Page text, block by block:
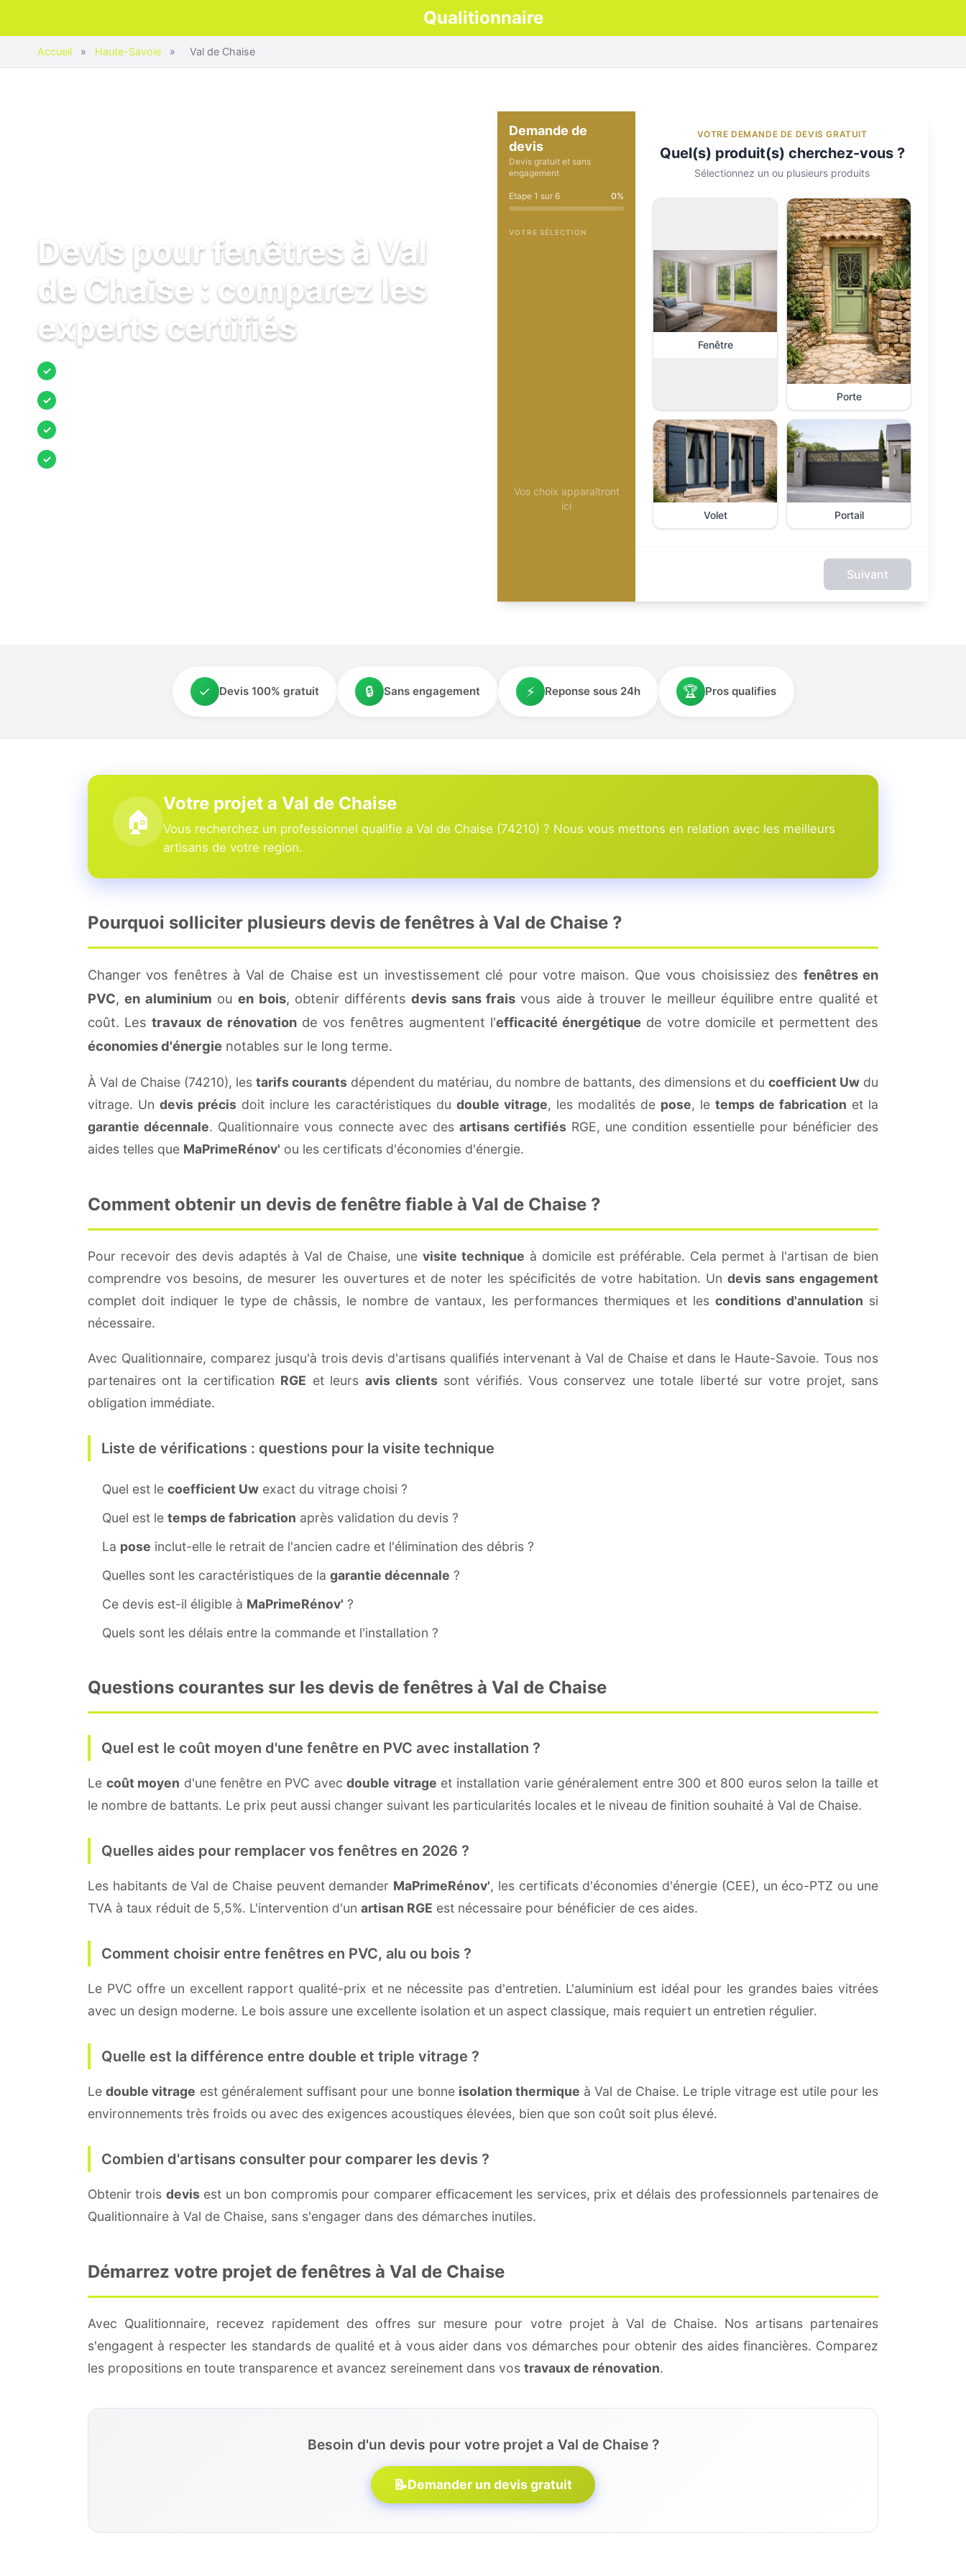
Qualitionnaire
Accueil » Haute-Savoie » Val de Chaise
Devis pour fenêtres à Val
de Chaise : comparez les
experts certifiés
✓
✓
✓
✓
Demande de
devis
Devis gratuit et sans
engagement
Etape 1 sur 6 0%
VOTRE SÉLECTION
Vos choix apparaîtront
ici
VOTRE DEMANDE DE DEVIS GRATUIT
Quel(s) produit(s) cherchez-vous ?
Sélectionnez un ou plusieurs produits
Fenêtre
Porte
Volet Portail
Suivant
✓ Devis 100% gratuit 🔒 Sans engagement ⚡ Reponse sous 24h 🏆 Pros qualifies
🏠
Votre projet a Val de Chaise
Vous recherchez un professionnel qualifie a Val de Chaise (74210) ? Nous vous mettons en relation avec les meilleurs
artisans de votre region.
Pourquoi solliciter plusieurs devis de fenêtres à Val de Chaise ?
Changer vos fenêtres à Val de Chaise est un investissement clé pour votre maison. Que vous choisissiez des fenêtres en
PVC,en aluminium ouen bois, obtenir différentsdevis sans frais vous aide à trouver le meilleur équilibre entre qualité et
coût. Les travaux de rénovation de vos fenêtres augmentent l'efficacité énergétique de votre domicile et permettent des
économies d'énergie notables sur le long terme.
À Val de Chaise (74210), les tarifs courants dépendent du matériau, du nombre de battants, des dimensions et du coefficient Uw du
vitrage. Un devis précis doit inclure les caractéristiques du double vitrage, les modalités de pose, le temps de fabrication et la
garantie décennale. Qualitionnaire vous connecte avec des artisans certifiés RGE, une condition essentielle pour bénéficier des
aides telles que MaPrimeRénov' ou les certificats d'économies d'énergie.
Comment obtenir un devis de fenêtre fiable à Val de Chaise ?
Pour recevoir des devis adaptés à Val de Chaise, une visite technique à domicile est préférable. Cela permet à l'artisan de bien
comprendre vos besoins, de mesurer les ouvertures et de noter les spécificités de votre habitation. Un devis sans engagement
complet doit indiquer le type de châssis, le nombre de vantaux, les performances thermiques et les conditions d'annulation si
nécessaire.
Avec Qualitionnaire, comparez jusqu'à trois devis d'artisans qualifiés intervenant à Val de Chaise et dans le Haute-Savoie. Tous nos
partenaires ont la certification RGE et leurs avis clientssont vérifiés. Vous conservez une totale liberté sur votre projet, sans
obligation immédiate.
Liste de vérifications : questions pour la visite technique
Quel est le coefficient Uw exact du vitrage choisi ?
Quel est le temps de fabrication après validation du devis ?
La pose inclut-elle le retrait de l'ancien cadre et l'élimination des débris ?
Quelles sont les caractéristiques de la garantie décennale ?
Ce devis est-il éligible à MaPrimeRénov' ?
Quels sont les délais entre la commande et l'installation ?
Questions courantes sur les devis de fenêtres à Val de Chaise
Quel est le coût moyen d'une fenêtre en PVC avec installation ?
Le coût moyen d'une fenêtre en PVC avecdouble vitrage et installation varie généralement entre 300 et 800 euros selon la taille et
le nombre de battants. Le prix peut aussi changer suivant les particularités locales et le niveau de finition souhaité à Val de Chaise.
Quelles aides pour remplacer vos fenêtres en 2026 ?
Les habitants de Val de Chaise peuvent demander MaPrimeRénov', les certificats d'économies d'énergie (CEE), un éco-PTZ ou une
TVA à taux réduit de 5,5%. L'intervention d'un artisan RGE est nécessaire pour bénéficier de ces aides.
Comment choisir entre fenêtres en PVC, alu ou bois ?
Le PVC offre un excellent rapport qualité-prix et ne nécessite pas d'entretien. L'aluminium est idéal pour les grandes baies vitrées
avec un design moderne. Le bois assure une excellente isolation et un aspect classique, mais requiert un entretien régulier.
Quelle est la différence entre double et triple vitrage ?
Ledouble vitrage est généralement suffisant pour une bonne isolation thermique à Val de Chaise. Le triple vitrage est utile pour les
environnements très froids ou avec des exigences acoustiques élevées, bien que son coût soit plus élevé.
Combien d'artisans consulter pour comparer les devis ?
Obtenir trois devisest un bon compromis pour comparer efficacement les services, prix et délais des professionnels partenaires de
Qualitionnaire à Val de Chaise, sans s'engager dans des démarches inutiles.
Démarrez votre projet de fenêtres à Val de Chaise
Avec Qualitionnaire, recevez rapidement des offres sur mesure pour votre projet à Val de Chaise. Nos artisans partenaires
s'engagent à respecter les standards de qualité et à vous aider dans vos démarches pour obtenir des aides financières. Comparez
les propositions en toute transparence et avancez sereinement dans vos travaux de rénovation.
Besoin d'un devis pour votre projet a Val de Chaise ?
📝Demander un devis gratuit